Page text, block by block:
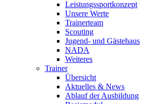
Leistungssportkonzept
Unsere Werte
Trainerteam
Scouting
Jugend- und Gästehaus
NADA
Weiteres
Trainer
Übersicht
Aktuelles & News
Ablauf der Ausbildung